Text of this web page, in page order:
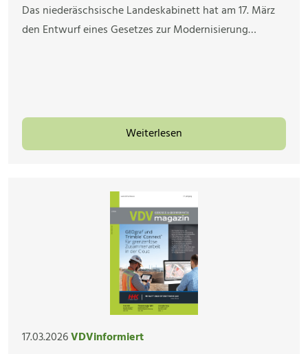
Das niederäschsische Landeskabinett hat am 17. März
den Entwurf eines Gesetzes zur Modernisierung…
Weiterlesen
17.03.2026VDVinformiert